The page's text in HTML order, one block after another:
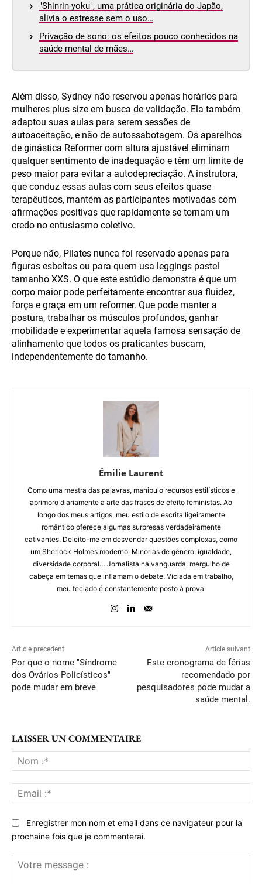
"Shinrin-yoku", uma prática originária do Japão,
alivia o estresse sem o uso…
Privação de sono: os efeitos pouco conhecidos na
saúde mental de mães…
Além disso, Sydney não reservou apenas horários para
mulheres plus size em busca de validação. Ela também
adaptou suas aulas para serem sessões de
autoaceitação, e não de autossabotagem. Os aparelhos
de ginástica Reformer com altura ajustável eliminam
qualquer sentimento de inadequação e têm um limite de
peso maior para evitar a autodepreciação. A instrutora,
que conduz essas aulas com seus efeitos quase
terapêuticos, mantém as participantes motivadas com
afirmações positivas que rapidamente se tornam um
credo no entusiasmo coletivo.
Porque não, Pilates nunca foi reservado apenas para
figuras esbeltas ou para quem usa leggings pastel
tamanho XXS. O que este estúdio demonstra é que um
corpo maior pode perfeitamente encontrar sua fluidez,
força e graça em um reformer. Que pode manter a
postura, trabalhar os músculos profundos, ganhar
mobilidade e experimentar aquela famosa sensação de
alinhamento que todos os praticantes buscam,
independentemente do tamanho.
Émilie Laurent
Como uma mestra das palavras, manipulo recursos estilísticos e
aprimoro diariamente a arte das frases de efeito feministas. Ao
longo dos meus artigos, meu estilo de escrita ligeiramente
romântico oferece algumas surpresas verdadeiramente
cativantes. Deleito-me em desvendar questões complexas, como
um Sherlock Holmes moderno. Minorias de gênero, igualdade,
diversidade corporal… Jornalista na vanguarda, mergulho de
cabeça em temas que inflamam o debate. Viciada em trabalho,
meu teclado é constantemente posto à prova.
Article précédent
Por que o nome "Síndrome
dos Ovários Policísticos"
pode mudar em breve
Article suivant
Este cronograma de férias
recomendado por
pesquisadores pode mudar a
saúde mental.
LAISSER UN COMMENTAIRE
:*
:*
Enregistrer mon nom et email dans ce navigateur pour la
prochaine fois que je commenterai.